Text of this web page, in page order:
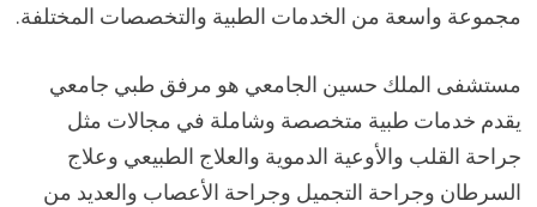
مجموعة واسعة من الخدمات الطبية والتخصصات المختلفة.
مستشفى الملك حسين الجامعي هو مرفق طبي جامعي
يقدم خدمات طبية متخصصة وشاملة في مجالات مثل
جراحة القلب والأوعية الدموية والعلاج الطبيعي وعلاج
السرطان وجراحة التجميل وجراحة الأعصاب والعديد من